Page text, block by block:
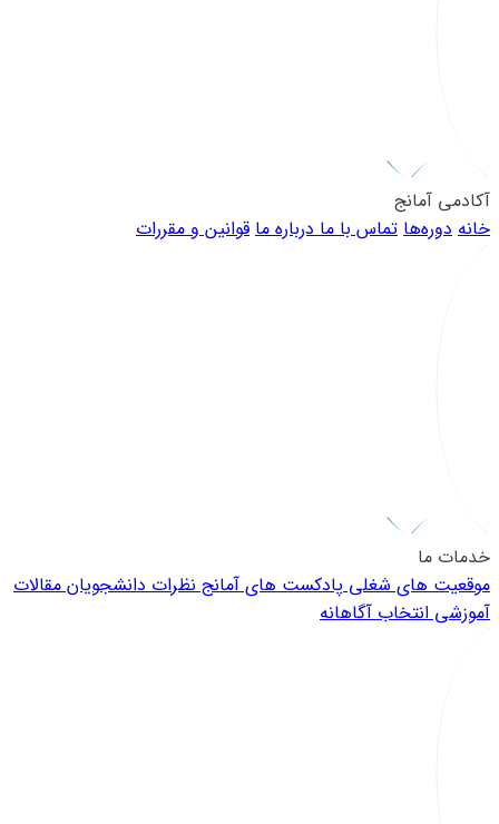
آکادمی آمانج
خانه دوره‌ها تماس با مادرباره ما قوانین و مقررات
خدمات ما
موقعیت های شغلیپادکست های آمانجنظرات دانشجویانمقالات
آموزشیانتخاب آگاهانه